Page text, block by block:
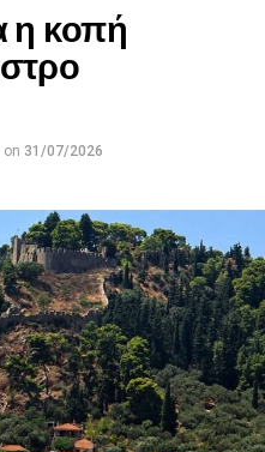
η κοπή
on 31/07/2026